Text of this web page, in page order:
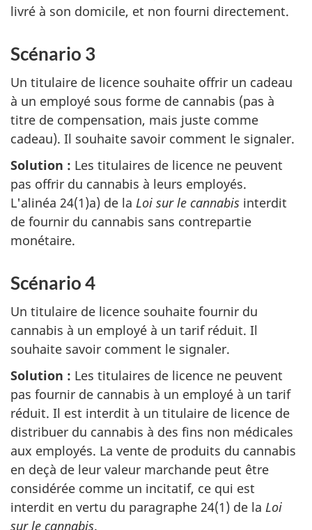
livré à son domicile, et non fourni directement.
Scénario 3
Un titulaire de licence souhaite offrir un cadeau
à un employé sous forme de cannabis (pas à
titre de compensation, mais juste comme
cadeau). Il souhaite savoir comment le signaler.
Solution : Les titulaires de licence ne peuvent
pas offrir du cannabis à leurs employés.
L'alinéa 24(1)a) de la Loi sur le cannabis interdit
de fournir du cannabis sans contrepartie
monétaire.
Scénario 4
Un titulaire de licence souhaite fournir du
cannabis à un employé à un tarif réduit. Il
souhaite savoir comment le signaler.
Solution : Les titulaires de licence ne peuvent
pas fournir de cannabis à un employé à un tarif
réduit. Il est interdit à un titulaire de licence de
distribuer du cannabis à des fins non médicales
aux employés. La vente de produits du cannabis
en deçà de leur valeur marchande peut être
considérée comme un incitatif, ce qui est
interdit en vertu du paragraphe 24(1) de la Loi
sur le cannabis.